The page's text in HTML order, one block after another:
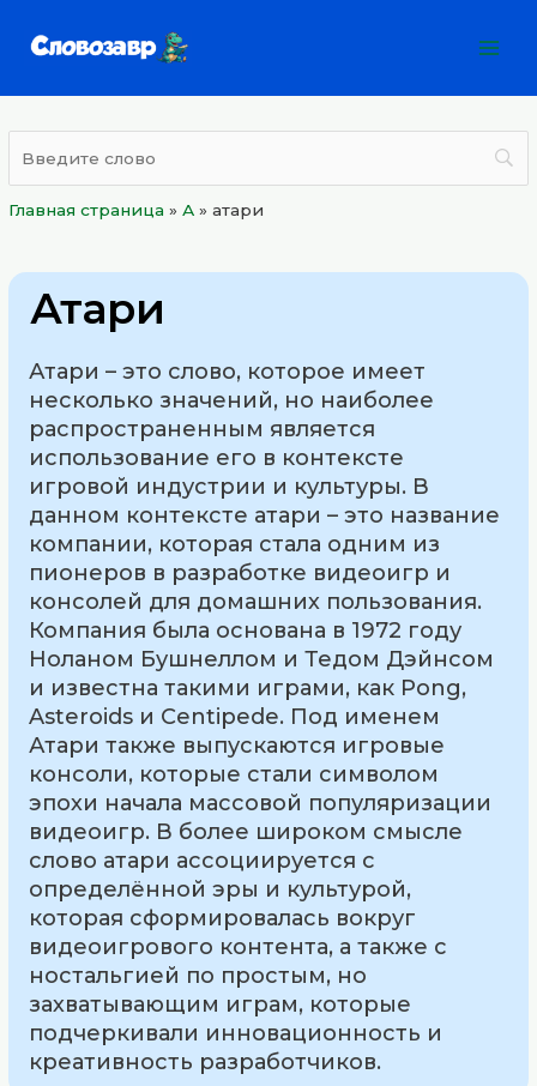
Главная страница »А »атари
Атари
Атари – это слово, которое имеет
несколько значений, но наиболее
распространенным является
использование его в контексте
игровой индустрии и культуры. В
данном контексте атари – это название
компании, которая стала одним из
пионеров в разработке видеоигр и
консолей для домашних пользования.
Компания была основана в 1972 году
Ноланом Бушнеллом и Тедом Дэйнсом
и известна такими играми, как Pong,
Asteroids и Centipede. Под именем
Атари также выпускаются игровые
консоли, которые стали символом
эпохи начала массовой популяризации
видеоигр. В более широком смысле
слово атари ассоциируется с
определённой эры и культурой,
которая сформировалась вокруг
видеоигрового контента, а также с
ностальгией по простым, но
захватывающим играм, которые
подчеркивали инновационность и
креативность разработчиков.